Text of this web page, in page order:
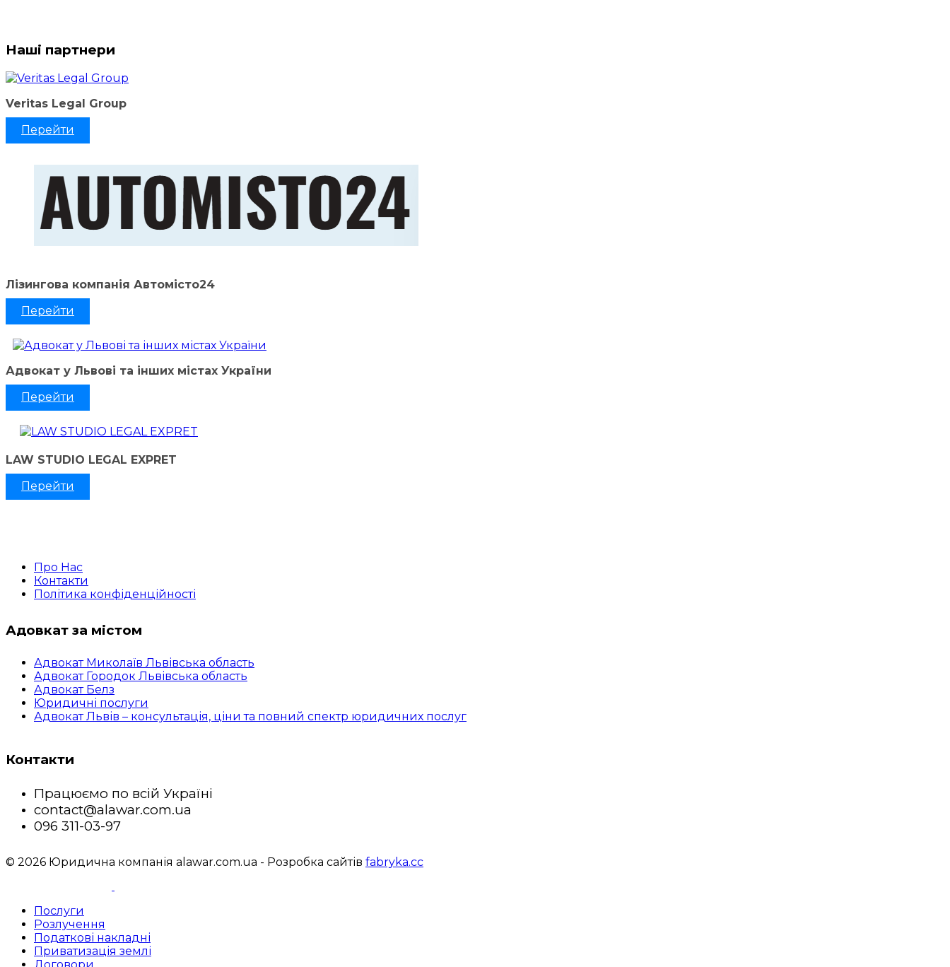
Наші партнери
Veritas Legal Group
Перейти
Лізингова компанія Автомісто24
Перейти
Адвокат у Львові та інших містах України
Перейти
LAW STUDIO LEGAL EXPRET
Перейти
Про Нас
Контакти
Політика конфіденційності
Адовкат за містом
Адвокат Миколаїв Львівська область
Адвокат Городок Львівська область
Адвокат Белз
Юридичні послуги
Адвокат Львів – консультація, ціни та повний спектр юридичних послуг
Контакти
Працюємо по всій Україні
contact@alawar.com.ua
096 311-03-97
© 2026 Юридична компанія alawar.com.ua - Розробка сайтів fabryka.cc
Послуги
Розлучення
Податкові накладні
Приватизація землі
Договори